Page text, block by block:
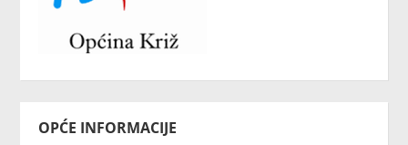
OPĆE INFORMACIJE